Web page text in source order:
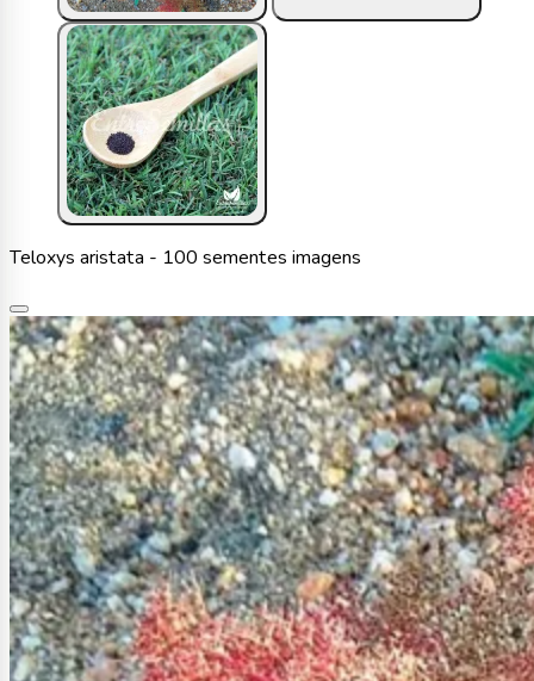
Teloxys aristata - 100 sementes imagens